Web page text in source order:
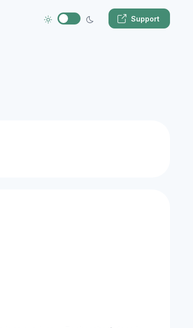
Support